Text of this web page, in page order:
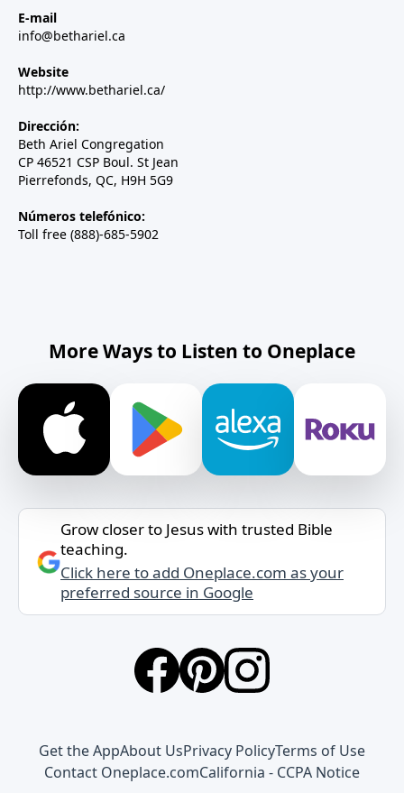
E-mail
info@bethariel.ca
Website
http://www.bethariel.ca/
Dirección:
Beth Ariel Congregation
CP 46521 CSP Boul. St Jean
Pierrefonds, QC, H9H 5G9
Números telefónico:
Toll free (888)-685-5902
More Ways to Listen to Oneplace
Grow closer to Jesus with trusted Bible
teaching.
Click here to add Oneplace.com as your
preferred source in Google
Get the AppAbout UsPrivacy PolicyTerms of Use
Contact Oneplace.comCalifornia - CCPA Notice